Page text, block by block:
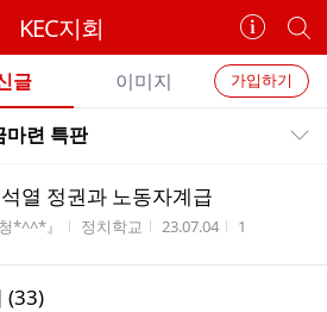
KEC지회
카
페
정
보
개
별
카
페
검
가입하기
글 이미지
마련 특판
열 정권과 노동자계급
*^^*』 작성자
정치학교 작성시간
23.07.04 조회수
1
(33)